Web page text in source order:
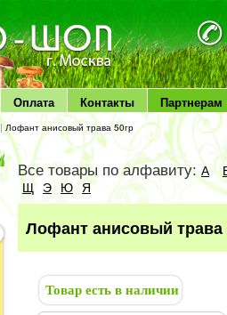
Оплата Контакты Партнерам
|Лофант анисовый трава 50гр
Все товары по алфавиту:А
Щ Э Ю Я
Лофант анисовый трава
Товар есть в наличии